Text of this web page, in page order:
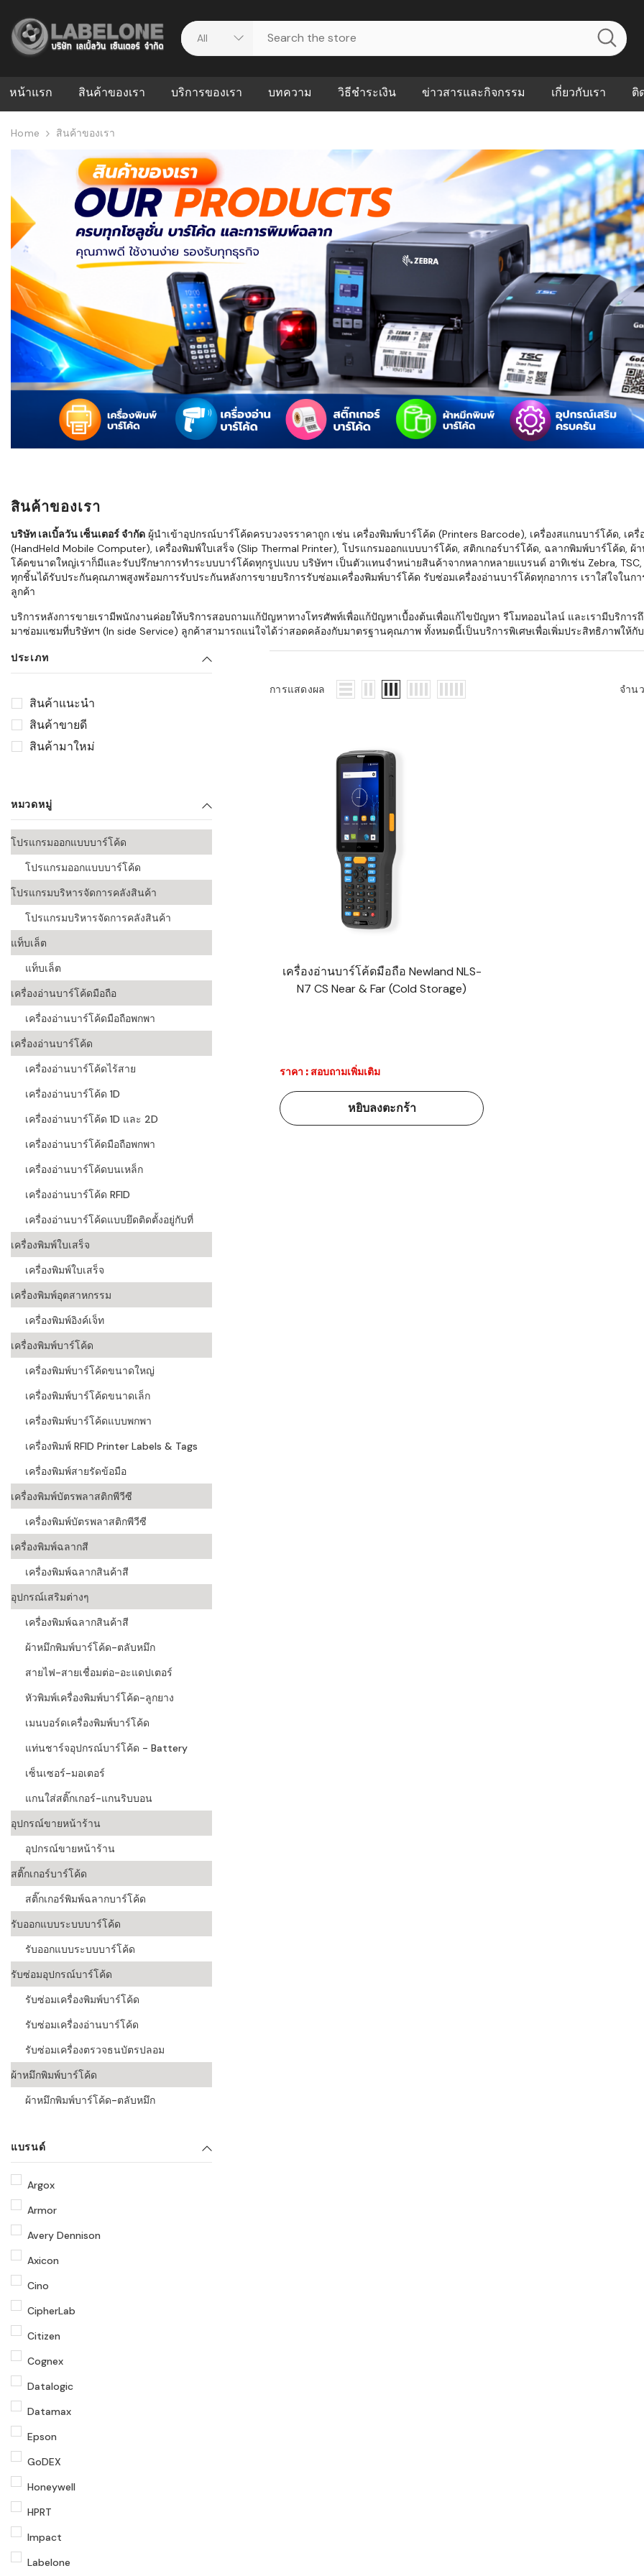
หน้าแรก สินค้าของเรา บริการของเรา
ดาวน์โหลดไดร์เวอร์
วีดีโอแนะนำ
บทความ
บริหารคลังสินค้าที่ช่วยลด
สต็อกแบบ Real-time
ปัญหาคลังสินค้าที่บอกว่า
ธุรกิจของคุณควรเริ่มใช้
WMS กับ ERP ต่างกัน
อย่างไร? ทำไมหลายธุรกิจ
ต้องใช้ร่วมกัน
ใช้ Excel คุมสต็อก กับใช้
WMS ต่างกันอย่างไร?
แบบไหนเหมาะกับธุรกิจที่
กำลังเติบโต
ขั้นตอนการทำงานของ
WMS ตั้งแต่รับสินค้า จัด
เก็บ หยิบ แพ็ก จนถึงจัดส่ง
อย่างไร
WMS สำหรับธุรกิจ 3PL,
ค้าส่ง และ E-Commerce:
แนะนำ Checklist ก่อน
เลือกระบบ WMS: ธุรกิจ
ก่อนเริ่มติดตั้ง
ระบบบาร์โค้ดในธุรกิจขน
ระบบบาร์โค้ดในธุรกิจ
การพัฒนาบาร์โค้ดในงาน
ระบบบาร์โค้ดใน
อุตสาหกรรมยานยนต์
อุตสาหกรรมเสื้อผ้า
ระบบบาร์โค้ดใน
แพทย์
ระบบบาร์โค้ดในด้านการ
วิธีชำระเงิน ข่าวสารและกิจกรรม เกี่ยวกับเรา
FAQs
Our Customer
ติ
Home สินค้าของเรา
สินค้าของเรา
บริษัท เลเบิ้ลวัน เซ็นเตอร์ จำกัด ผู้นำเข้าอุปกรณ์บาร์โค้ดครบวงจรราคาถูก เช่น เครื่องพิมพ์บาร์โค้ด (Printers Barcode), เครื่องสแกนบาร์โค้ด, เค
(HandHeld Mobile Computer), เครื่องพิมพ์ใบเสร็จ (Slip Thermal Printer), โปรแกรมออกแบบบาร์โค้ด, สติกเกอร์บาร์โค้ด, ฉลากพิมพ์บาร์โค้ด,
โค้ดขนาดใหญ่เราก็มีและรับปรึกษาการทำระบบบาร์โค้ดทุกรูปแบบ บริษัทฯ เป็นตัวแทนจำหน่ายสินค้าจากหลากหลายแบรนด์ อาทิเช่น Zebra, TSC,
ทุกชิ้นได้รับประกันคุณภาพสูงพร้อมการรับประกันหลังการขายบริการรับซ่อมเครื่องพิมพ์บาร์โค้ด รับซ่อมเครื่องอ่านบาร์โค้ดทุกอาการ เราใส่ใจใน
ลูกค้า
บริการหลังการขายเรามีพนักงานค่อยให้บริการสอบถามแก้ปัญหาทางโทรศัพท์เพื่อแก้ปัญหาเบื้องต้นเพื่อแก้ไขปัญหา รีโมทออนไลน์ และเรามีบริการ
มาซ่อมแซมที่บริษัทฯ (In side Service) ลูกค้าสามารถแน่ใจได้ว่าสอดคล้องกับมาตรฐานคุณภาพ ทั้งหมดนี้เป็นบริการพิเศษเพื่อเพิ่มประสิทธิภาพให้กั
ประเภท
สินค้าแนะนำ
สินค้าขายดี
สินค้ามาใหม่
หมวดหมู่
โปรแกรมออกแบบบาร์โค้ด
โปรแกรมออกแบบบาร์โค้ด
โปรแกรมบริหารจัดการคลังสินค้า
โปรแกรมบริหารจัดการคลังสินค้า
แท็บเล็ต
แท็บเล็ต
เครื่องอ่านบาร์โค้ดมือถือ
เครื่องอ่านบาร์โค้ดมือถือพกพา
เครื่องอ่านบาร์โค้ด
เครื่องอ่านบาร์โค้ดไร้สาย
เครื่องอ่านบาร์โค้ด 1D
เครื่องอ่านบาร์โค้ด 1D และ 2D
เครื่องอ่านบาร์โค้ดมือถือพกพา
เครื่องอ่านบาร์โค้ดบนเหล็ก
เครื่องอ่านบาร์โค้ด RFID
เครื่องอ่านบาร์โค้ดแบบยึดติดตั้งอยู่กับที่
เครื่องพิมพ์ใบเสร็จ
เครื่องพิมพ์ใบเสร็จ
เครื่องพิมพ์อุตสาหกรรม
เครื่องพิมพ์อิงค์เจ็ท
เครื่องพิมพ์บาร์โค้ด
เครื่องพิมพ์บาร์โค้ดขนาดใหญ่
เครื่องพิมพ์บาร์โค้ดขนาดเล็ก
เครื่องพิมพ์บาร์โค้ดแบบพกพา
เครื่องพิมพ์ RFID Printer Labels & Tags
เครื่องพิมพ์สายรัดข้อมือ
เครื่องพิมพ์บัตรพลาสติกพีวีซี
เครื่องพิมพ์บัตรพลาสติกพีวีซี
เครื่องพิมพ์ฉลากสี
เครื่องพิมพ์ฉลากสินค้าสี
อุปกรณ์เสริมต่างๆ
เครื่องพิมพ์ฉลากสินค้าสี
ผ้าหมึกพิมพ์บาร์โค้ด-ตลับหมึก
สายไฟ-สายเชื่อมต่อ-อะแดปเตอร์
หัวพิมพ์เครื่องพิมพ์บาร์โค้ด-ลูกยาง
เมนบอร์ดเครื่องพิมพ์บาร์โค้ด
แท่นชาร์จอุปกรณ์บาร์โค้ด - Battery
เซ็นเซอร์-มอเตอร์
แกนใส่สติ๊กเกอร์-แกนริบบอน
อุปกรณ์ขายหน้าร้าน
อุปกรณ์ขายหน้าร้าน
สติ๊กเกอร์บาร์โค้ด
สติ๊กเกอร์พิมพ์ฉลากบาร์โค้ด
รับออกแบบระบบบาร์โค้ด
รับออกแบบระบบบาร์โค้ด
รับซ่อมอุปกรณ์บาร์โค้ด
รับซ่อมเครื่องพิมพ์บาร์โค้ด
รับซ่อมเครื่องอ่านบาร์โค้ด
รับซ่อมเครื่องตรวจธนบัตรปลอม
ผ้าหมึกพิมพ์บาร์โค้ด
ผ้าหมึกพิมพ์บาร์โค้ด-ตลับหมึก
แบรนด์
Argox
Armor
Avery Dennison
Axicon
Cino
CipherLab
Citizen
Cognex
Datalogic
Datamax
Epson
GoDEX
Honeywell
HPRT
Impact
Labelone
การแสดงผล จำน
เครื่องอ่านบาร์โค้ดมือถือ Newland NLS-
N7 CS Near & Far (Cold Storage)
ราคา : สอบถามเพิ่มเติม
หยิบลงตะกร้า